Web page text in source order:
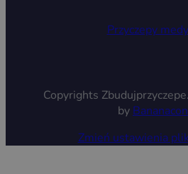
Przyczepy
Copyrights
by
Zmień ustawienia